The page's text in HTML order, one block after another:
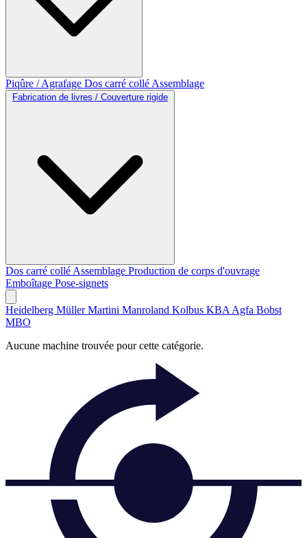
Piqûre / Agrafage Dos carré collé Assemblage
Fabrication de livres / Couverture rigide
Dos carré collé Assemblage Production de corps d'ouvrage
Emboîtage Pose-signets
Heidelberg Müller Martini Manroland Kolbus KBA Agfa Bobst
MBO
Aucune machine trouvée pour cette catégorie.